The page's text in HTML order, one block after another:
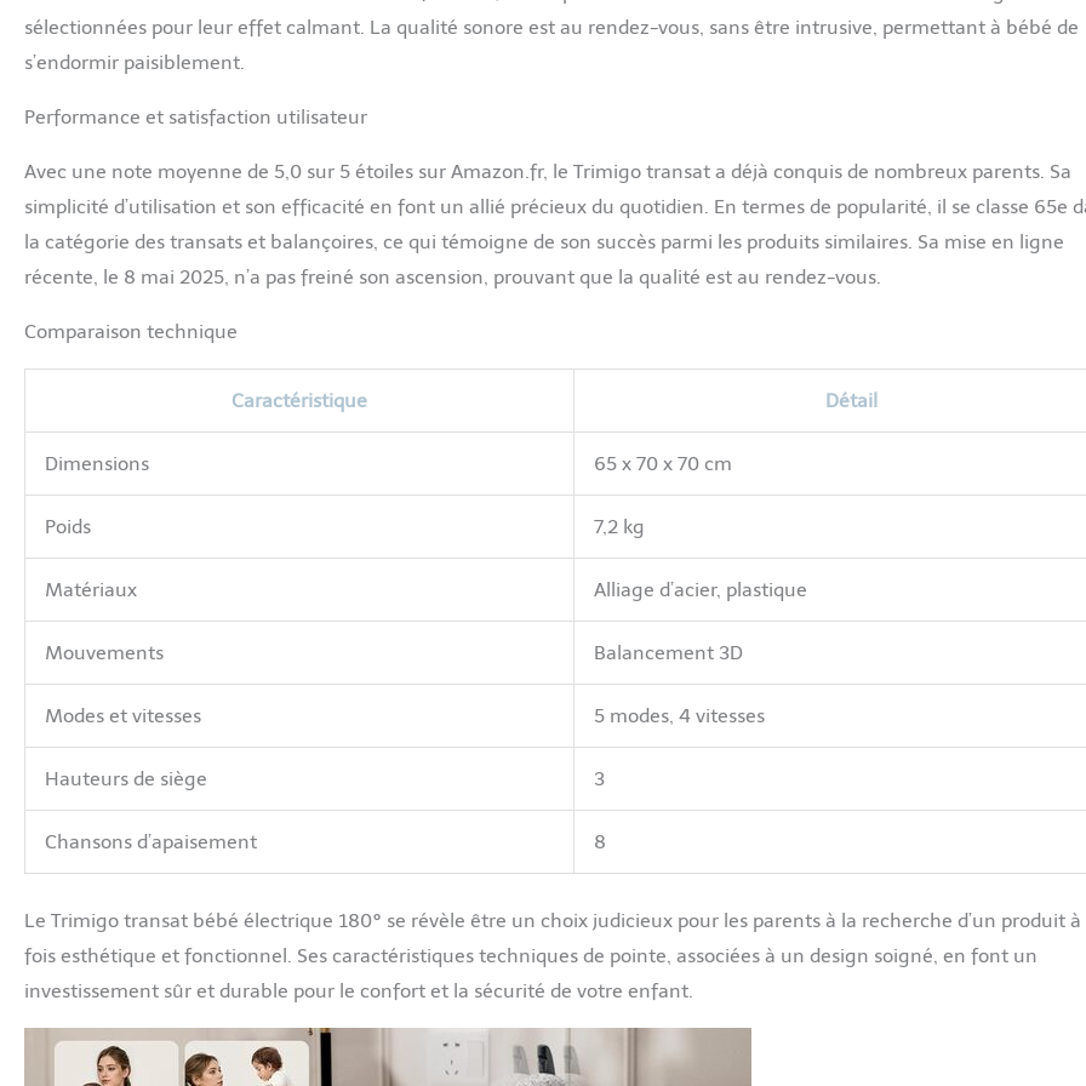
sélectionnées pour leur effet calmant. La qualité sonore est au rendez-vous, sans être intrusive, permettant à bébé de
s’endormir paisiblement.
Performance et satisfaction utilisateur
Avec une note moyenne de 5,0 sur 5 étoiles sur Amazon.fr, le Trimigo transat a déjà conquis de nombreux parents. Sa
simplicité d’utilisation et son efficacité en font un allié précieux du quotidien. En termes de popularité, il se classe 65e
la catégorie des transats et balançoires, ce qui témoigne de son succès parmi les produits similaires. Sa mise en ligne
récente, le 8 mai 2025, n’a pas freiné son ascension, prouvant que la qualité est au rendez-vous.
Comparaison technique
Caractéristique Détail
Dimensions 65 x 70 x 70 cm
Poids 7,2 kg
Matériaux Alliage d’acier, plastique
Mouvements Balancement 3D
Modes et vitesses 5 modes, 4 vitesses
Hauteurs de siège 3
Chansons d’apaisement 8
Le Trimigo transat bébé électrique 180° se révèle être un choix judicieux pour les parents à la recherche d’un produit à
fois esthétique et fonctionnel. Ses caractéristiques techniques de pointe, associées à un design soigné, en font un
investissement sûr et durable pour le confort et la sécurité de votre enfant.